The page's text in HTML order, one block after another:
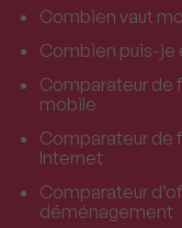
Combien vaut
Combien puis-je
Comparateur de
mobile
Comparateur de
Internet
Comparateur
déménagement